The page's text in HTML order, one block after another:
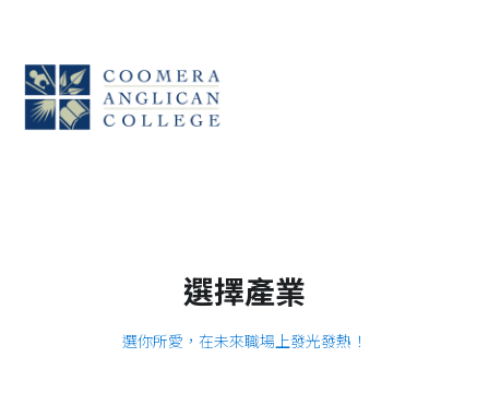
選擇產業
選你所愛，在未來職場上發光發熱！